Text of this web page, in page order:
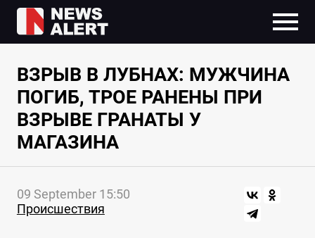
ВЗРЫВ В ЛУБНАХ: МУЖЧИНА
ПОГИБ, ТРОЕ РАНЕНЫ ПРИ
ВЗРЫВЕ ГРАНАТЫ У
МАГАЗИНА
09 September 15:50
Происшествия